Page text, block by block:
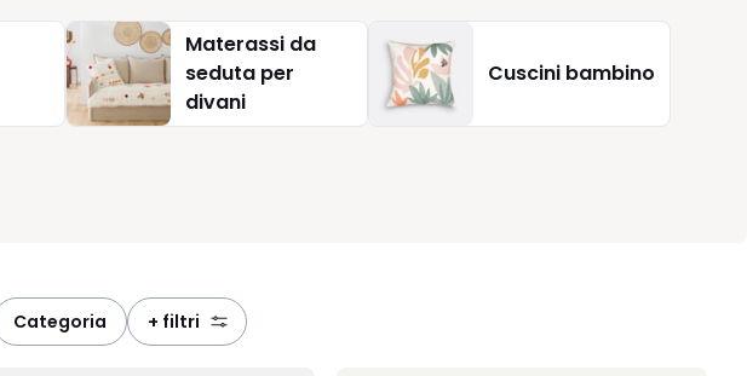
Materassi da
seduta per
divani
Cuscini bambino
categoria + filtri